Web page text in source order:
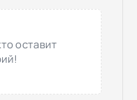
оставит